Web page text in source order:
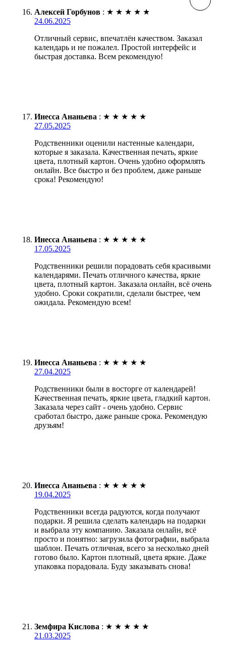
Алексей Горбунов : ★ ★ ★ ★ ★
24.06.2025
Отличный сервис, впечатлён качеством. Заказал
календарь и не пожалел. Простой интерфейс и
быстрая доставка. Всем рекомендую!
Инесса Ананьева : ★ ★ ★ ★ ★
27.05.2025
Родственники оценили настенные календари,
которые я заказала. Качественная печать, яркие
цвета, плотный картон. Очень удобно оформлять
онлайн. Все быстро и без проблем, даже раньше
срока! Рекомендую!
Инесса Ананьева : ★ ★ ★ ★ ★
17.05.2025
Родственники решили порадовать себя красивыми
календарями. Печать отличного качества, яркие
цвета, плотный картон. Заказала онлайн, всё очень
удобно. Сроки сократили, сделали быстрее, чем
ожидала. Рекомендую всем!
Инесса Ананьева : ★ ★ ★ ★ ★
27.04.2025
Родственники были в восторге от календарей!
Качественная печать, яркие цвета, гладкий картон.
Заказала через сайт - очень удобно. Сервис
сработал быстро, даже раньше срока. Рекомендую
друзьям!
Инесса Ананьева : ★ ★ ★ ★ ★
19.04.2025
Родственники всегда радуются, когда получают
подарки. Я решила сделать календарь на подарки
и выбрала эту компанию. Заказала онлайн, всё
просто и понятно: загрузила фотографии, выбрала
шаблон. Печать отличная, всего за несколько дней
готово было. Картон плотный, цвета яркие. Даже
упаковка порадовала. Буду заказывать снова!
Земфира Кислова : ★ ★ ★ ★ ★
21.03.2025